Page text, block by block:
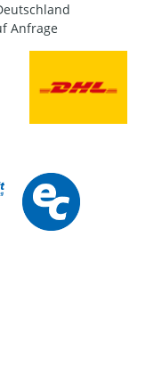
Anfrage